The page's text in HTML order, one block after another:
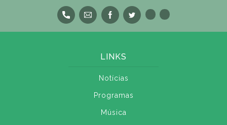
LINKS
Notícias
Programas
Música